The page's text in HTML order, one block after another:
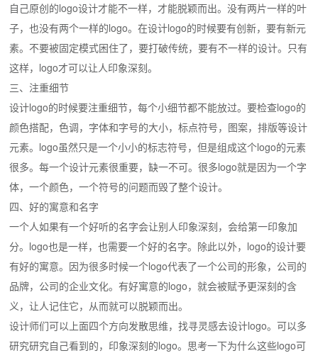
自己原创的logo设计才能不一样，才能脱颖而出。没有两片一样的叶
子，也没有两个一样的logo。在设计logo的时候要有创新，要有新元
素。不要被固定模式困住了，要打破传统，要有不一样的设计。只有
这样，logo才可以让人印象深刻。
三、注重细节
设计logo的时候要注重细节，每个小细节都不能放过。要检查logo的
颜色搭配，色调，字体和字号的大小，标点符号，图案，排版等设计
元素。logo虽然只是一个小小的标志符号，但是组成这个logo的元素
很多。每一个设计元素很重要，缺一不可。很多logo就是因为一个字
体，一个颜色，一个符号的问题而毁了整个设计。
四、好的寓意和名字
一个人如果有一个好听的名字会让别人印象深刻，会给第一印象加
分。logo也是一样，也需要一个好的名字。除此以外，logo的设计要
有好的寓意。因为很多时候一个logo代表了一个公司的形象，公司的
品牌，公司的企业文化。有好寓意的logo，就会被赋予更深刻的含
义，让人记住它，从而就可以脱颖而出。
设计师们可以上面四个方向发散思维，找寻灵感去设计logo。可以多
研究研究自己看到的，印象深刻的logo。思考一下为什么这些logo可